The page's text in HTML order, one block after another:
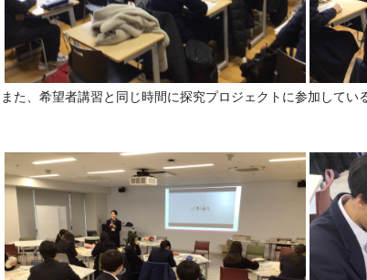
また、希望者講習と同じ時間に探究プロジェクトに参加してい